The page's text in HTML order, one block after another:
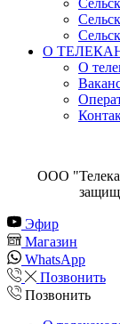
О
О
ООО
Эфир
Магазин
WhatsApp
Позвонить
Позвонить